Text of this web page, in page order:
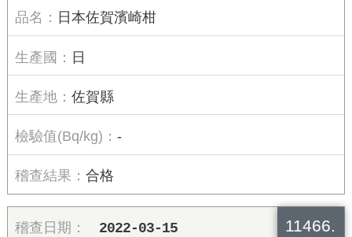
日本佐賀濱崎柑
日
佐賀縣
-
合格
11466.
2022-03-15